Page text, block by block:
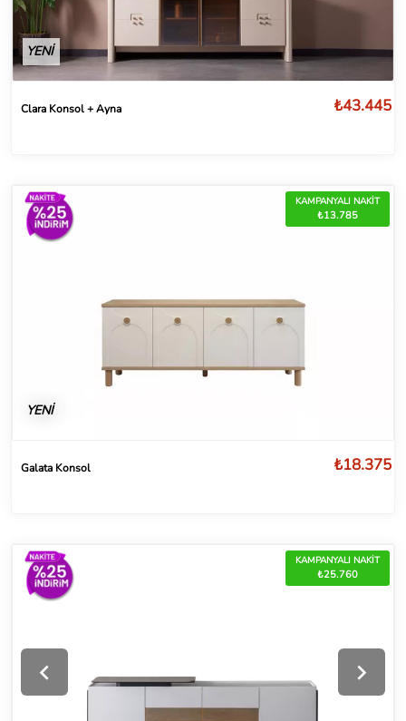
YENİ
Clara Konsol + Ayna ₺43.445
KAMPANYALI NAKİT
₺13.785
YENİ
Galata Konsol ₺18.375
KAMPANYALI NAKİT
₺25.760